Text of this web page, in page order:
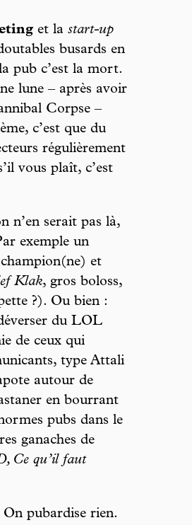
et la start-up
busards en
pub c’est la mort.
lune – après avoir
Corpse –
c’est que du
régulièrement
vous plaît, c’est
n’en serait pas là,
exemple un
et
Klak, gros boloss,
?). Ou bien :
du LOL
de ceux qui
type Attali
autour de
en bourrant
pubs dans le
ganaches de
Ce qu’il faut
On pubardise rien.